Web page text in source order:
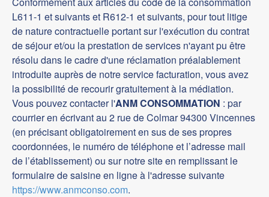
L611-1 et suivants et R612-1 et suivants, pour tout litige
de nature contractuelle portant sur l'exécution du contrat
de séjour et/ou la prestation de services n'ayant pu être
résolu dans le cadre d'une réclamation préalablement
introduite auprès de notre service facturation, vous avez
la possibilité de recourir gratuitement à la médiation.
Vous pouvez contacter l'ANM CONSOMMATION : par
courrier en écrivant au 2 rue de Colmar 94300 Vincennes
(en précisant obligatoirement en sus de ses propres
coordonnées, le numéro de téléphone et l’adresse mail
de l’établissement) ou sur notre site en remplissant le
formulaire de saisine en ligne à l'adresse suivante
https://www.anmconso.com.